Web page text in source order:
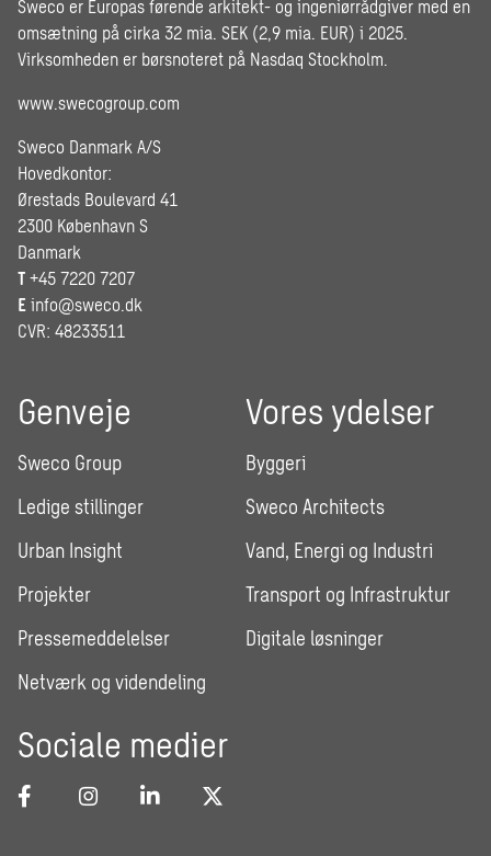
Sweco er Europas førende arkitekt- og ingeniørrådgiver med en
omsætning på cirka 32 mia. SEK (2,9 mia. EUR) i 2025.
Virksomheden er børsnoteret på Nasdaq Stockholm.
www.swecogroup.com
Sweco Danmark A/S
Hovedkontor:
Ørestads Boulevard 41
2300 København S
Danmark
T +45 7220 7207
E info@sweco.dk
CVR: 48233511
Genveje
Sweco Group
Ledige stillinger
Urban Insight
Projekter
Pressemeddelelser
Netværk og videndeling
Vores ydelser
Byggeri
Sweco Architects
Vand, Energi og Industri
Transport og Infrastruktur
Digitale løsninger
Sociale medier